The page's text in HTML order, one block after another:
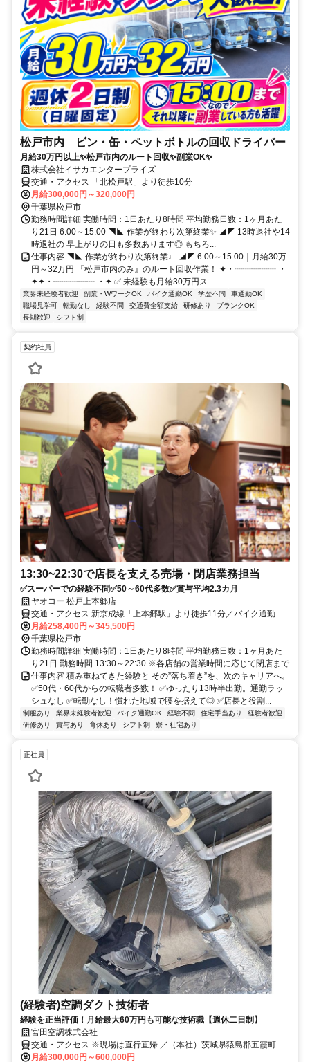
松戸市内 ビン・缶・ペットボトルの回収ドライバー
月給30万円以上✨松戸市内のルート回収✨副業OK✨
株式会社イサカエンタープライズ
交通・アクセス 「北松戸駅」より徒歩10分
月給300,000円～320,000円
千葉県松戸市
勤務時間詳細 実働時間：1日あたり8時間 平均勤務日数：1ヶ月あた
り21日 6:00～15:00 ◥◣ 作業が終わり次第終業✨ ◢◤ 13時退社や14
時退社の 早上がりの日も多数あります◎ もちろ...
仕事内容 ◥◣ 作業が終わり次第終業♩ ◢◤ 6:00～15:00｜月給30万
円～32万円 『松戸市内のみ』のルート回収作業！ ✦・┈┈┈┈┈ ・
✦✦・┈┈┈┈┈ ・✦ ✅ 未経験も月給30万円ス...
業界未経験者歓迎 副業・WワークOK バイク通勤OK 学歴不問
車通勤OK
職場見学可
転勤なし 経験不問 交通費全額支給 研修あり
ブランクOK
長期歓迎
シフト制
契約社員
13:30~22:30で店長を支える売場・閉店業務担当
✅スーパーでの経験不問✅50～60代多数✅賞与平均2.3カ月
ヤオコー 松戸上本郷店
交通・アクセス 新京成線「上本郷駅」より徒歩11分／バイク通勤応
相談 自転車通勤OK
月給258,400円～345,500円
千葉県松戸市
勤務時間詳細 実働時間：1日あたり8時間 平均勤務日数：1ヶ月あた
り21日 勤務時間 13:30～22:30 ※各店舗の営業時間に応じて閉店まで
仕事内容 積み重ねてきた経験と その”落ち着き”を、次のキャリアへ。
✅50代・60代からの転職者多数！ ✅ゆったり13時半出勤。通勤ラッ
シュなし ✅転勤なし！慣れた地域で腰を据えて◎ ✅店長と役割...
制服あり 業界未経験者歓迎 バイク通勤OK 経験不問 住宅手当あり
経験者歓迎
研修あり
賞与あり 育休あり シフト制 寮・社宅あり
正社員
(経験者)空調ダクト技術者
経験を正当評価！月給最大60万円も可能な技術職【週休二日制】
宮田空調株式会社
交通・アクセス ※現場は直行直帰 ／（本社）茨城県猿島郡五霞町元
栗橋7411
月給300,000円～600,000円